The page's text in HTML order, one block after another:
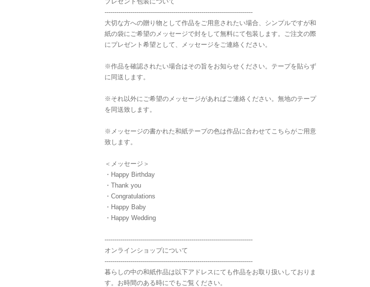
---------------------------------------------------------------------------
大切な方への贈り物として作品をご用意されたい場合、シンプルですが和
紙の袋にご希望のメッセージで封をして無料にて包装します。ご注文の際
にプレゼント希望として、メッセージをご連絡ください。
※作品を確認されたい場合はその旨をお知らせください。テープを貼らず
に同送します。
※それ以外にご希望のメッセージがあればご連絡ください。無地のテープ
を同送致します。
※メッセージの書かれた和紙テープの色は作品に合わせてこちらがご用意
致します。
＜メッセージ＞
・Happy Birthday
・Thank you
・Congratulations
・Happy Baby
・Happy Wedding
---------------------------------------------------------------------------
オンラインショップについて
---------------------------------------------------------------------------
暮らしの中の和紙作品は以下アドレスにても作品をお取り扱いしておりま
す。お時間のある時にでもご覧ください。